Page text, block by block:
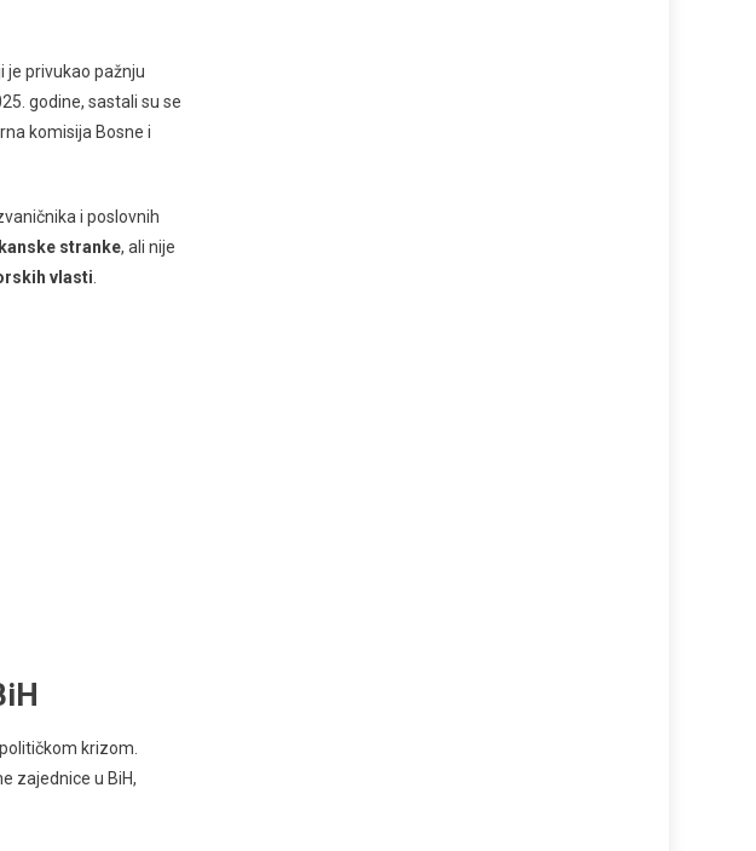
je privukao pažnju
godine, sastali su se
komisija Bosne i
i poslovnih
stranke, ali nije
vlasti
krizom.
zajednice u BiH,